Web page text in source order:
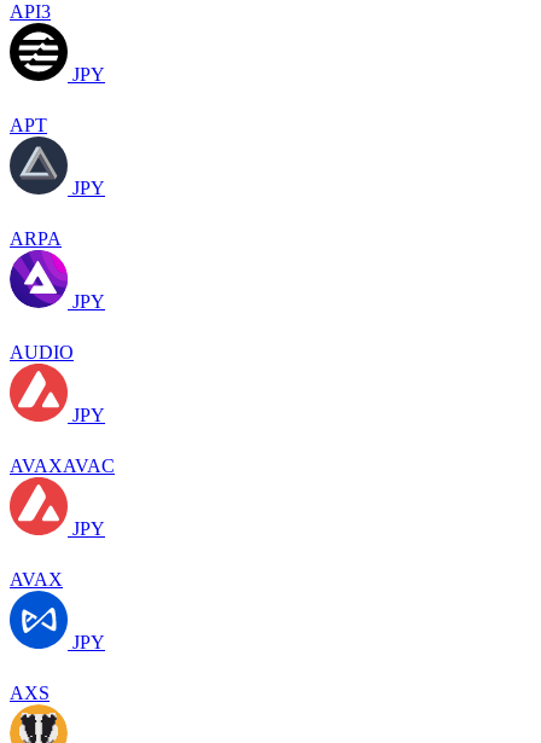
API3
JPY
APT
JPY
ARPA
JPY
AUDIO
JPY
AVAXAVAC
JPY
AVAX
JPY
AXS